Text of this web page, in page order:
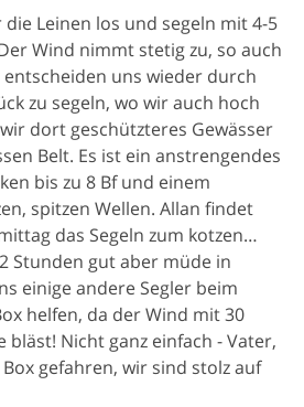
Leinen los und segeln mit 4-5
Wind nimmt stetig zu, so auch
uns wieder durch
zu segeln, wo wir auch hoch
dort geschützteres Gewässer
Belt. Es ist ein anstrengendes
bis zu 8 Bf und einem
spitzen Wellen. Allan findet
das Segeln zum kotzen…
Stunden gut aber müde in
einige andere Segler beim
helfen, da der Wind mit 30
bläst! Nicht ganz einfach - Vater,
gefahren, wir sind stolz auf